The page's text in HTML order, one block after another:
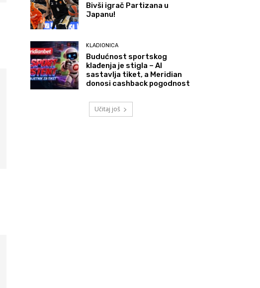
Bivši igrač Partizana u
Japanu!
KLADIONICA
Budućnost sportskog
klađenja je stigla – AI
sastavlja tiket, a Meridian
donosi cashback pogodnost
Učitaj još